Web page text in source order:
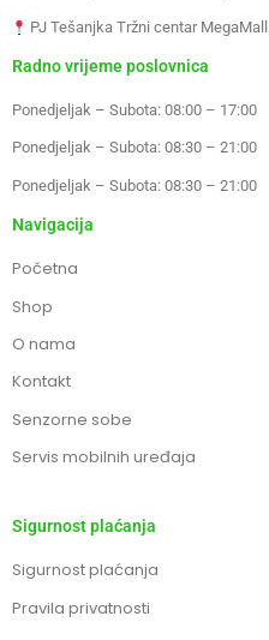
PJ Tešanjka Tržni centar MegaMall
Radno vrijeme poslovnica
Ponedjeljak – Subota: 08:00 – 17:00
Ponedjeljak – Subota: 08:30 – 21:00
Ponedjeljak – Subota: 08:30 – 21:00
Navigacija
Početna
Shop
O nama
Kontakt
Senzorne sobe
Servis mobilnih uređaja
Sigurnost plaćanja
Sigurnost plaćanja
Pravila privatnosti